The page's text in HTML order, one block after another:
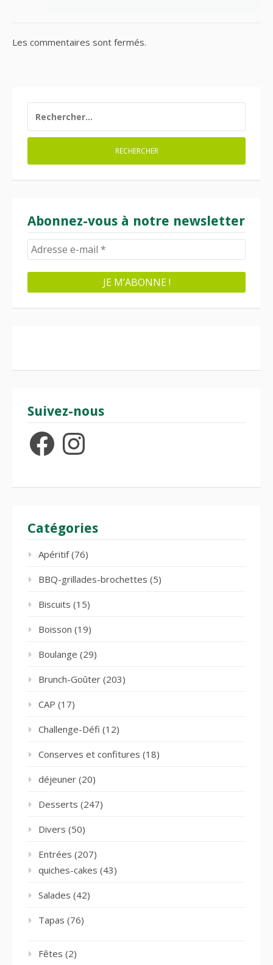
Les commentaires sont fermés.
Abonnez-vous à notre newsletter
Suivez-nous
FacebookInstagram
Catégories
Apéritif(76)
BBQ-grillades-brochettes (5)
Biscuits (15)
Boisson (19)
Boulange (29)
Brunch-Goûter (203)
CAP (17)
Challenge-Défi (12)
Conserves et confitures (18)
déjeuner (20)
Desserts (247)
Divers (50)
Entrées (207)
quiches-cakes (43)
Salades (42)
Tapas (76)
Fêtes (2)